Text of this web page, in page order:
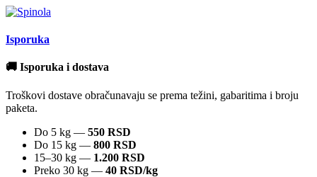
Isporuka
🚚 Isporuka i dostava
Troškovi dostave obračunavaju se prema težini, gabaritima i broju
paketa.
Do 5 kg — 550 RSD
Do 15 kg — 800 RSD
15–30 kg — 1.200 RSD
Preko 30 kg — 40 RSD/kg